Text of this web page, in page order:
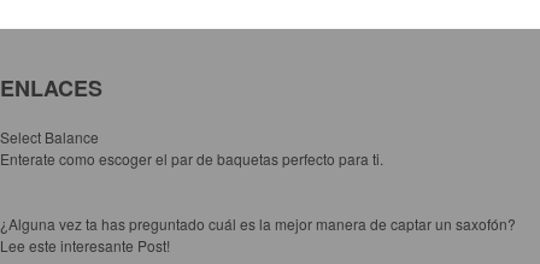
ENLACES
Select Balance
Enterate como escoger el par de baquetas perfecto para ti.
¿Alguna vez ta has preguntado cuál es la mejor manera de captar un saxofón?
Lee este interesante Post!